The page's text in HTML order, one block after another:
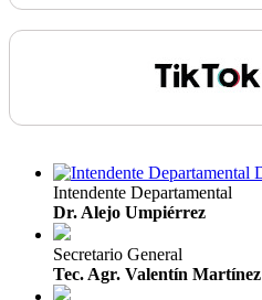
Intendente Departamental
Dr. Alejo Umpiérrez
Secretario General
Tec. Agr. Valentín Martínez